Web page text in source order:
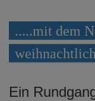
g
.....mit dem
Ein